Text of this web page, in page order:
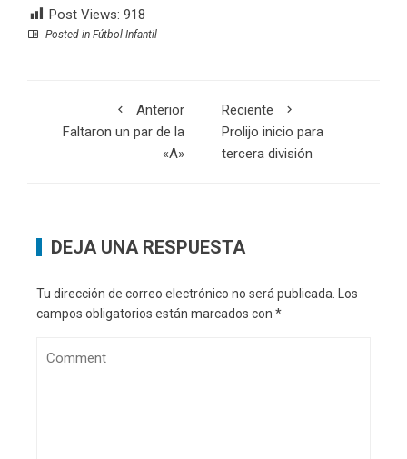
Post Views: 918
Posted in Fútbol Infantil
Anterior
Faltaron un par de la
«A»
Reciente
Prolijo inicio para
tercera división
DEJA UNA RESPUESTA
Tu dirección de correo electrónico no será publicada. Los
campos obligatorios están marcados con *